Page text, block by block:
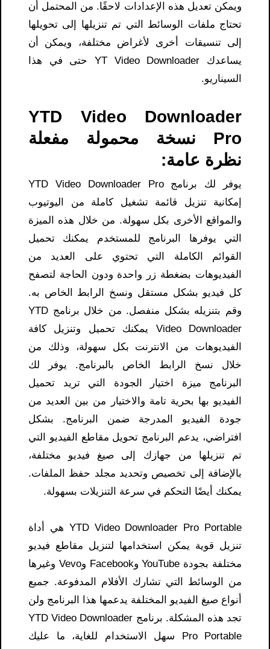
ويمكن تعديل هذه الإعدادات لاحقًا. من المحتمل أن
تحتاج ملفات الوسائط التي تم تنزيلها إلى تحويلها
إلى تنسيقات أخرى لأغراض مختلفة، ويمكن أن
يساعدك YT Video Downloader حتى في هذا
السيناريو.
YTD Video Downloader
Pro نسخة محمولة مفعلة
نظرة عامة:
يوفر لك برنامج YTD Video Downloader Pro
إمكانية تنزيل قائمة تشغيل كاملة من اليوتيوب
والمواقع الأخرى بكل سهولة. من خلال هذه الميزة
التي يوفرها البرنامج للمستخدم يمكنك تحميل
القوائم الكاملة التي تحتوي على العديد من
الفيديوهات بضغطة زر واحدة ودون الحاجة لتصفح
كل فيديو بشكل مستقل ونسخ الرابط الخاص به.
وقم بتنزيله بشكل منفصل. من خلال برنامج YTD
Video Downloader يمكنك تحميل وتنزيل كافة
الفيديوهات من الانترنت بكل سهولة، وذلك من
خلال نسخ الرابط الخاص بالبرنامج. يوفر لك
البرنامج ميزة اختيار الجودة التي تريد تحميل
الفيديو بها بحرية تامة والاختيار من بين العديد من
جودة الفيديو المدرجة ضمن البرنامج. بشكل
افتراضي، يدعم البرنامج تحويل مقاطع الفيديو التي
تم تنزيلها من جهازك إلى صيغ فيديو مختلفة،
بالإضافة إلى تخصيص وتحديد مجلد حفظ الملفات.
يمكنك أيضًا التحكم في سرعة التنزيلات بسهولة.
YTD Video Downloader Pro Portable هي أداة
تنزيل قوية يمكن استخدامها لتنزيل مقاطع فيديو
مختلفة بجودة YouTube وFacebook وVevo وغيرها
من الوسائط التي تشارك الأفلام المدفوعة. جميع
أنواع صيغ الفيديو المختلفة يدعمها هذا البرنامج ولن
تجد هذه المشكلة. برنامج YTD Video Downloader
Pro Portable سهل الاستخدام للغاية، ما عليك